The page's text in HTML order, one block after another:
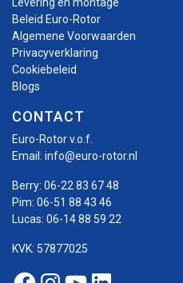
Levering en montage
Beleid Euro-Rotor
Algemene Voorwaarden
Privacyverklaring
Cookiebeleid
Blogs
CONTACT
Euro-Rotor v.o.f.
Email: info@euro-rotor.nl
Berry: 06-22 83 67 48
Pim: 06-51 88 43 46
Lucas: 06-14 88 59 22
KVK: 57877025